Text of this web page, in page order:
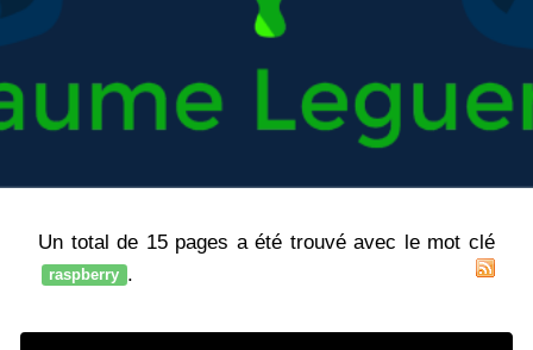
Un total de 15 pages a été trouvé avec le mot clé
raspberry .